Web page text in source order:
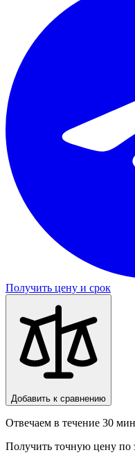
Получить цену и срок
Добавить к сравнению
Отвечаем в течение 30
Получить точную цену по